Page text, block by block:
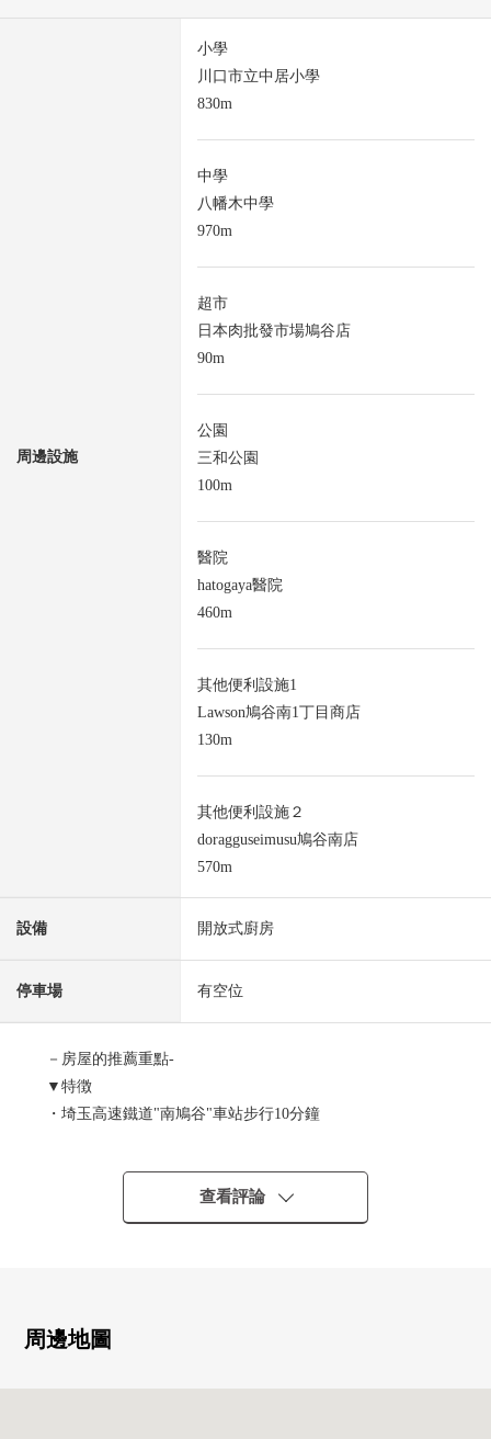
周邊設施
小學
川口市立中居小學
830m
中學
八幡木中學
970m
超市
日本肉批發市場鳩谷店
90m
公園
三和公園
100m
醫院
hatogaya醫院
460m
其他便利設施1
Lawson鳩谷南1丁目商店
130m
其他便利設施２
doragguseimusu鳩谷南店
570m
設備 開放式廚房
停車場 有空位
－房屋的推薦重點-
▼特徴
・埼玉高速鐵道"南鳩谷"車站步行10分鐘
・從陽台在眼前展現一片綠豐富的公園
・室內整潔，并且住在
・可飼養寵物（有規定）
・超過6張塌塌米各居室
查看評論
周邊地圖